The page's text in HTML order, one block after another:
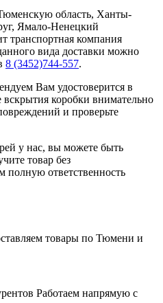
область, Ханты-
Ямало-Ненецкий
транспортная компания
вида доставки можно
8 (3452)744-557.
Вам удостоверится в
коробки внимательно
и проверьте
у нас, вы можете быть
товар без
ответственность
товары по Тюмени и
Работаем напрямую с